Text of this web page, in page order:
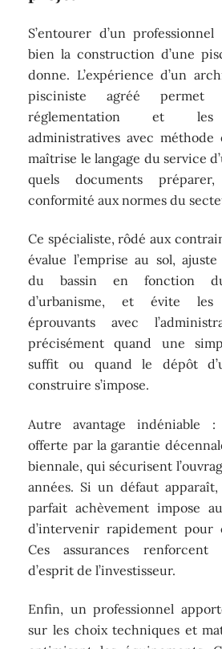
S’entourer d’un
bien la construction d’une
donne. L’expérience d’un
pisciniste agréé permet
réglementation et les
administratives avec
maîtrise le langage du service
quels documents
conformité aux normes du
Ce spécialiste, rôdé aux
évalue l’emprise au sol, ajuste
du bassin en fonction
d’urbanisme, et évite les
éprouvants avec
précisément quand une
suffit ou quand le dépôt
construire s’impose.
Autre avantage indéniable
offerte par la garantie
biennale, qui sécurisent
années. Si un défaut
parfait achèvement impose
d’intervenir rapidement
Ces assurances
d’esprit de l’investisseur.
Enfin, un professionnel
sur les choix techniques et